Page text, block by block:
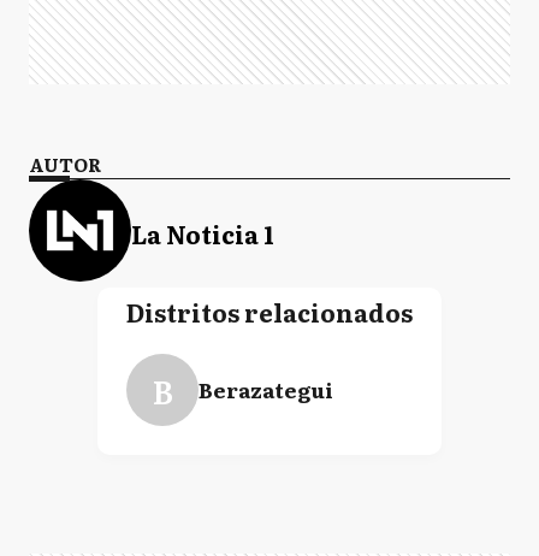
AUTOR
La Noticia 1
Distritos relacionados
B Berazategui